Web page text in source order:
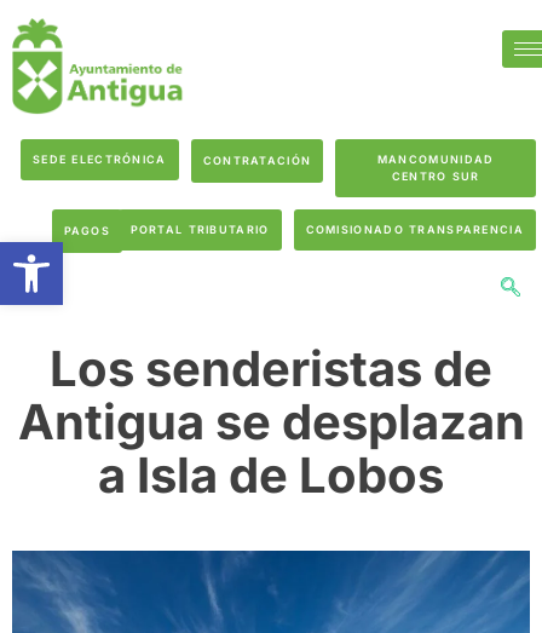
SEDE ELECTRÓNICA CONTRATACIÓN
MANCOMUNIDAD
CENTRO SUR
PAGOS PORTAL TRIBUTARIO COMISIONADO TRANSPARENCIA
Los senderistas de
Antigua se desplazan
a Isla de Lobos
Abrir barra de herramientas